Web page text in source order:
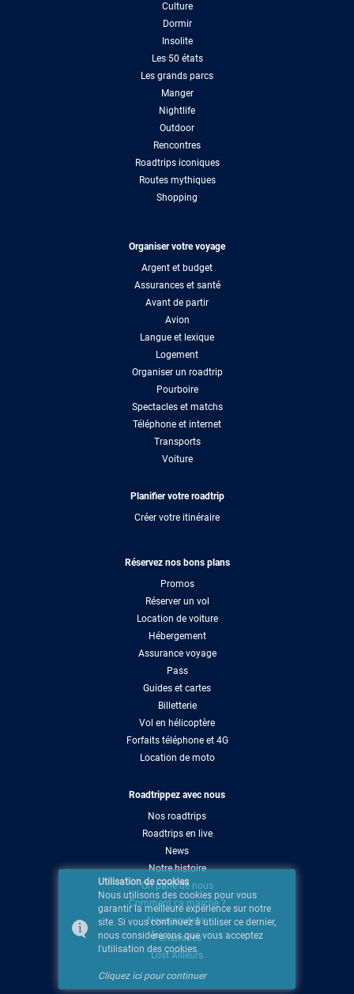
Culture
Dormir
Insolite
Les 50 états
Les grands parcs
Manger
Nightlife
Outdoor
Rencontres
Roadtrips iconiques
Routes mythiques
Shopping
Organiser votre voyage
Argent et budget
Assurances et santé
Avant de partir
Avion
Langue et lexique
Logement
Organiser un roadtrip
Pourboire
Spectacles et matchs
Téléphone et internet
Transports
Voiture
Planifier votre roadtrip
Créer votre itinéraire
Réservez nos bons plans
Promos
Réserver un vol
Location de voiture
Hébergement
Assurance voyage
Pass
Guides et cartes
Billetterie
Vol en hélicoptère
Forfaits téléphone et 4G
Location de moto
Roadtrippez avec nous
Nos roadtrips
Roadtrips en live
News
Notre histoire
On parle de nous
Comment ça marche ?
Nous soutenir
Partenaires
Lost Ailleurs
Utilisation de cookies
Nous utilisons des cookies pour vous
garantir la meilleure expérience sur notre
site. Si vous continuez à utiliser ce dernier,
nous considérerons que vous acceptez
l'utilisation des cookies.
Cliquez ici pour continuer